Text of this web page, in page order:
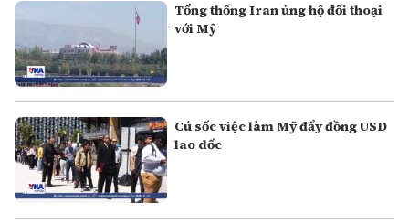
Tổng thống Iran ủng hộ đối thoại
với Mỹ
Cú sốc việc làm Mỹ đẩy đồng USD
lao dốc